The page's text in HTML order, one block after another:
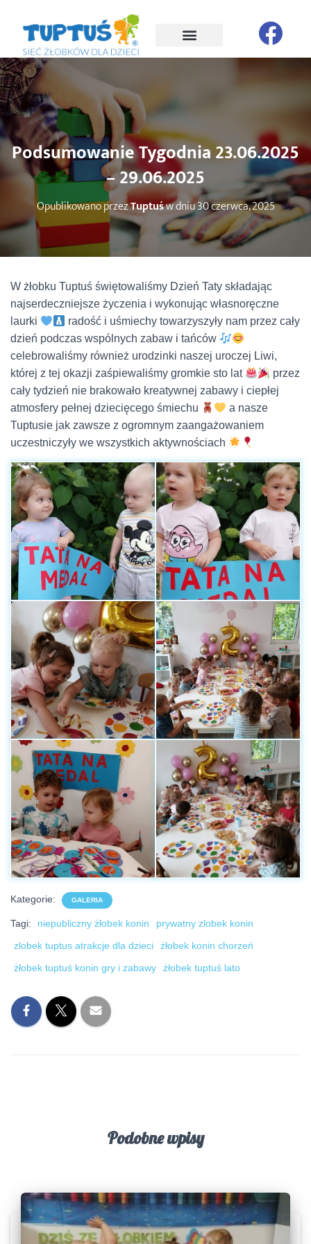
Podsumowanie Tygodnia 23.06.2025
– 29.06.2025
Opublikowano przezTuptuśw dniu30 czerwca, 2025
W żłobku Tuptuś świętowaliśmy Dzień Taty składając
najserdeczniejsze życzenia i wykonując własnoręczne
laurki
radość i uśmiechy towarzyszyły nam przez cały
dzień podczas wspólnych zabaw i tańców
celebrowaliśmy również urodzinki naszej uroczej Liwi,
której z tej okazji zaśpiewaliśmy gromkie sto lat
przez
cały tydzień nie brakowało kreatywnej zabawy i ciepłej
atmosfery pełnej dziecięcego śmiechu
a nasze
Tuptusie jak zawsze z ogromnym zaangażowaniem
uczestniczyły we wszystkich aktywnościach
Kategorie: GALERIA
Tagi: niepubliczny żłobek konin
prywatny zlobek konin
zlobek tuptus atrakcje dla dzieci
żłobek konin chorzeń
żłobek tuptuś konin gry i zabawy
żłobek tuptuś lato
Podobne wpisy